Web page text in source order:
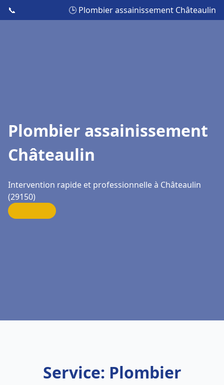
📞 🕒 Plombier assainissement Châteaulin
Plombier assainissement
Châteaulin
Intervention rapide et professionnelle à Châteaulin
(29150)
Service: Plombier